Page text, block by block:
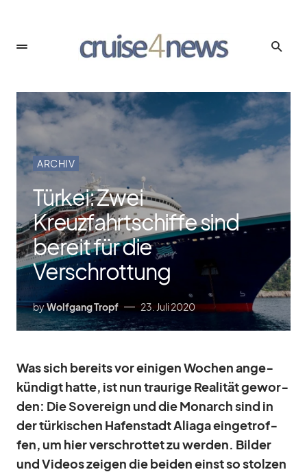
ARCHIV
Türkei: Zwei
Kreuzfahrtschiffe sind
bereit für die
Verschrottung
byWolfgang Tropf 23. Juli 2020
Was sich be­reits vor ei­ni­gen Wo­chen an­ge­
kün­digt hatte, ist nun trau­rige Rea­li­tät ge­wor­
den: Die So­ve­reign und die Mon­arch sind in
der tür­ki­schen Ha­fen­stadt Ali­aga ein­ge­trof­
fen, um hier ver­schrot­tet zu wer­den. Bil­der
und Vi­deos zei­gen die bei­den einst so stol­zen